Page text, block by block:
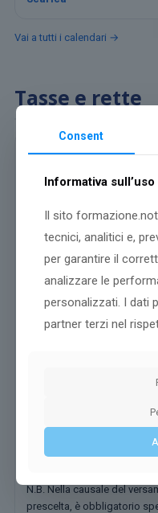
Vai a tutti i calendari →
Tasse e rette
L’importo totale delle
Banca:
BANCA INTESA SAN
intestato a: UNIVERSITA'
ABI: 03069
CAB: 51500
IBAN: IT 91 N 07601 03200
N.B. Nella causale del
prescelta, è obbligatorio
Consent
Informativa
Il sito
tecnici, analitici e,
per garantire il
analizzare le
personalizzati. I dati
partner terzi nel